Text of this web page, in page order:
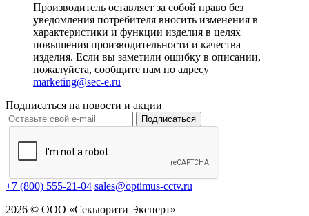
Производитель оставляет за собой право без
уведомления потребителя вносить изменения в
характеристики и функции изделия в целях
повышения производительности и качества
изделия. Если вы заметили ошибку в описании,
пожалуйста, сообщите нам по адресу
marketing@sec-e.ru
Подписаться на новости и акции
Подписаться
+7 (800) 555-21-04 sales@optimus-cctv.ru
2026 © ООО «Секьюрити Эксперт»